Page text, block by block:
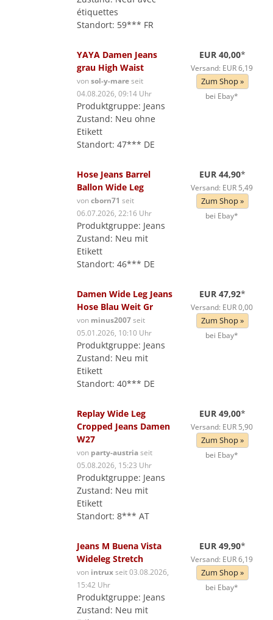
étiquettes
Standort: 59*** FR
YAYA Damen Jeans
grau High Waist
vonsol-y-mareseit
04.08.2026, 09:14 Uhr
Produktgruppe: Jeans
Zustand: Neu ohne
Etikett
Standort: 47*** DE
EUR 40,00*
Versand: EUR 6,19
Zum Shop »
bei Ebay*
Hose Jeans Barrel
Ballon Wide Leg
voncborn71 seit
06.07.2026, 22:16 Uhr
Produktgruppe: Jeans
Zustand: Neu mit
Etikett
Standort: 46*** DE
EUR 44,90*
Versand: EUR 5,49
Zum Shop »
bei Ebay*
Damen Wide Leg Jeans
Hose Blau Weit Gr
von minus2007seit
05.01.2026, 10:10 Uhr
Produktgruppe: Jeans
Zustand: Neu mit
Etikett
Standort: 40*** DE
EUR 47,92*
Versand: EUR 0,00
Zum Shop »
bei Ebay*
Replay Wide Leg
Cropped Jeans Damen
W27
von party-austriaseit
05.08.2026, 15:23 Uhr
Produktgruppe: Jeans
Zustand: Neu mit
Etikett
Standort: 8*** AT
EUR 49,00*
Versand: EUR 5,90
Zum Shop »
bei Ebay*
Jeans M Buena Vista
Wideleg Stretch
von intruxseit 03.08.2026,
15:42 Uhr
Produktgruppe: Jeans
Zustand: Neu mit
EUR 49,90*
Versand: EUR 6,19
Zum Shop »
bei Ebay*